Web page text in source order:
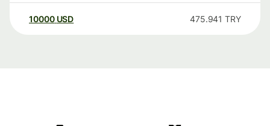
10000 USD 475.941 TRY